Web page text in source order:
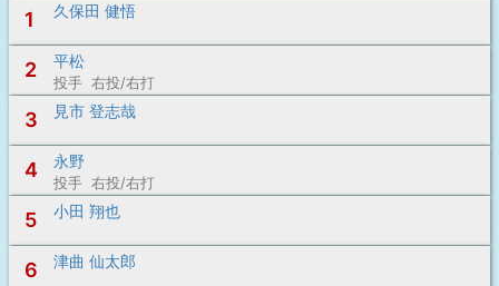
1
久保田 健悟
2 平松
投手 右投/右打
3 見市 登志哉
4 永野
投手 右投/右打
5 小田 翔也
6 津曲 仙太郎